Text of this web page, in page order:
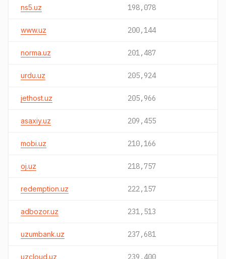
ns5.uz 198,078
www.uz 200,144
norma.uz 201,487
urdu.uz 205,924
jethost.uz 205,966
asaxiy.uz 209,455
mobi.uz 210,166
oj.uz 218,757
redemption.uz 222,157
adbozor.uz 231,513
uzumbank.uz 237,681
uzcloud.uz 239,400